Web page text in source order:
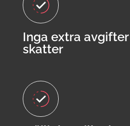
Inga extra
skatter